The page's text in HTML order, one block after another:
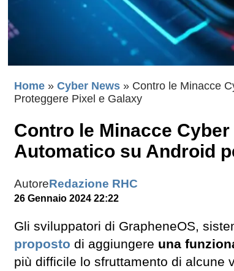
Home » Cyber News » Contro le Minacce
Proteggere Pixel e Galaxy
Contro le Minacce
Automatico su Android
AutoreRedazione RHC
26 Gennaio 2024 22:22
Gli sviluppatori di GrapheneOS,
proposto di aggiungere una
più difficile lo sfruttamento di alcune